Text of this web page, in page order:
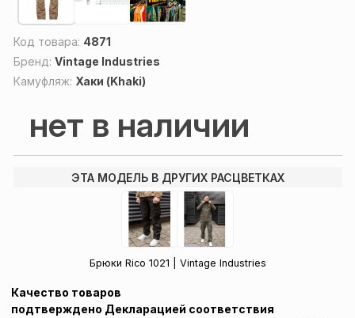
Код товара: 4871
Бренд: Vintage Industries
Камуфляж: Хаки (Khaki)
нет в наличии
ЭТА МОДЕЛЬ В ДРУГИХ РАСЦВЕТКАХ
Брюки Rico 1021 | Vintage Industries
Качество товаров
подтверждено Декларацией соответствия